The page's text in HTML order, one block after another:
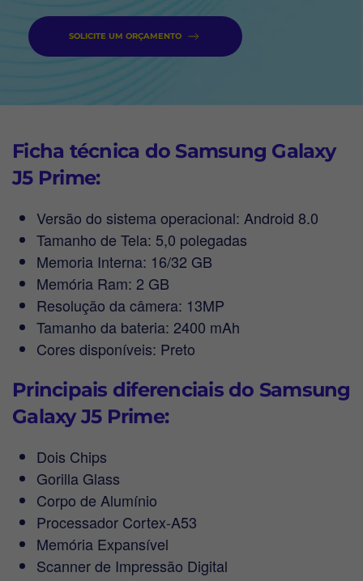
SOLICITE UM ORÇAMENTO
Ficha técnica do Samsung Galaxy
J5 Prime:
Versão do sistema operacional: Android 8.0
Tamanho de Tela: 5,0 polegadas
Memoria Interna: 16/32 GB
Memória Ram: 2 GB
Resolução da câmera: 13MP
Tamanho da bateria: 2400 mAh
Cores disponíveis: Preto
Principais diferenciais do Samsung
Galaxy J5 Prime:
Dois Chips
Gorilla Glass
Corpo de Alumínio
Processador Cortex-A53
Memória Expansível
Scanner de Impressão Digital